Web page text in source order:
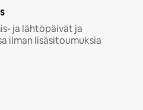
ja lähtöpäivät ja
ilman lisäsitoumuksia